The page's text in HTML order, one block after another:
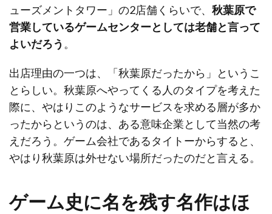
ューズメントタワー」の2店舗くらいで、 秋葉原で
営業しているゲームセンターとしては老舗と言って
よいだろう 。
出店理由の一つは、「秋葉原だったから」というこ
とらしい。秋葉原へやってくる人のタイプを考えた
際に、やはりこのようなサービスを求める層が多か
ったからというのは、ある意味企業として当然の考
えだろう。ゲーム会社であるタイトーからすると、
やはり秋葉原は外せない場所だったのだと言える。
ゲーム史に名を残す名作はほ